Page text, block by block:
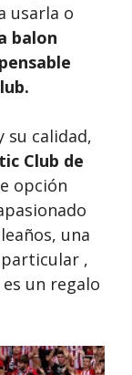
usarla o
balon
su calidad,
Club de
opción
una
,
un regalo